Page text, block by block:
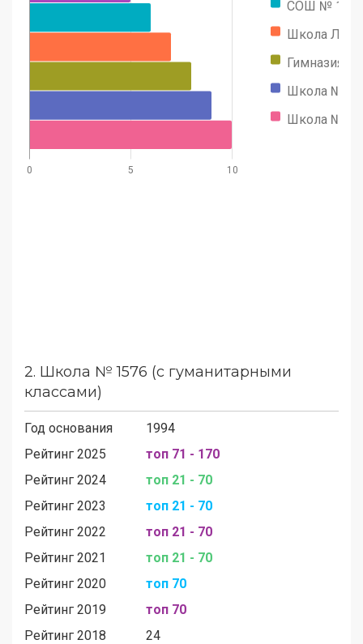
СОШ №
Школа
Гимназия
Школа №
Школа №
0 5 10
2. Школа № 1576 (с гуманитарными
классами)
Год основания
1994
Рейтинг 2025
топ 71 - 170
Рейтинг 2024
топ 21 - 70
Рейтинг 2023
топ 21 - 70
Рейтинг 2022
топ 21 - 70
Рейтинг 2021
топ 21 - 70
Рейтинг 2020
топ 70
Рейтинг 2019
топ 70
Рейтинг 2018
24